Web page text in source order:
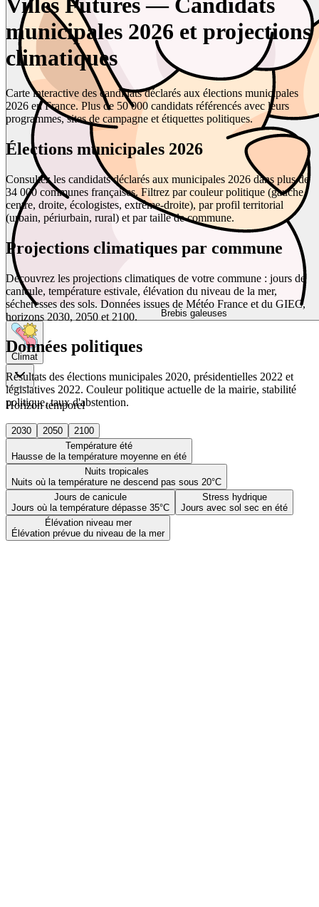
Brebis galeuses
Climat
Horizon temporel
2030 2050
2100
Température été
Hausse de la température moyenne en été
Nuits tropicales
Nuits où la température ne descend pas sous 20°C
Jours de canicule
Jours où la température dépasse 35°C
Stress hydrique
Jours avec sol sec en été
Élévation niveau mer
Élévation prévue du niveau de la mer
Villes Futures — Candidats
municipales 2026 et projections
climatiques
Carte interactive des candidats déclarés aux élections municipales
2026 en France. Plus de 50 000 candidats référencés avec leurs
programmes, sites de campagne et étiquettes politiques.
Élections municipales 2026
Consultez les candidats déclarés aux municipales 2026 dans plus de
34 000 communes françaises. Filtrez par couleur politique (gauche,
centre, droite, écologistes, extrême-droite), par profil territorial
(urbain, périurbain, rural) et par taille de commune.
Projections climatiques par commune
Découvrez les projections climatiques de votre commune : jours de
canicule, température estivale, élévation du niveau de la mer,
sécheresses des sols. Données issues de Météo France et du GIEC,
horizons 2030, 2050 et 2100.
Données politiques
Résultats des élections municipales 2020, présidentielles 2022 et
législatives 2022. Couleur politique actuelle de la mairie, stabilité
politique, taux d'abstention.